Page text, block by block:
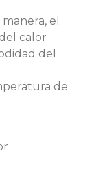
el
calor
del
de